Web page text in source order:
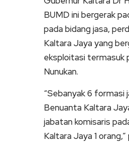
BUMD ini bergerak
pada bidang jasa,
Kaltara Jaya yang
eksploitasi termasuk
Nunukan.
“Sebanyak 6 formasi
Benuanta Kaltara
jabatan komisaris
Kaltara Jaya 1